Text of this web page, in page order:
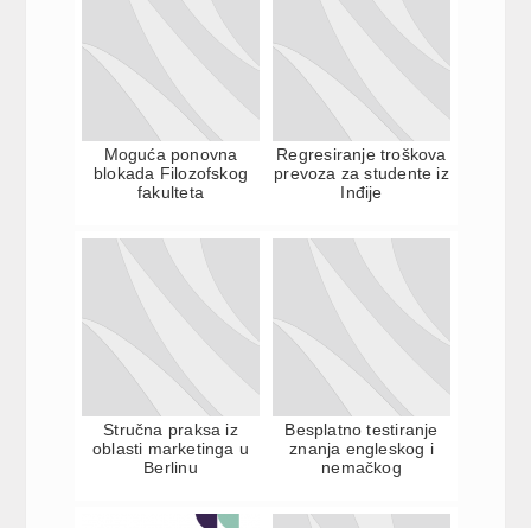
Moguća ponovna
blokada Filozofskog
fakulteta
Regresiranje troškova
prevoza za studente iz
Inđije
Stručna praksa iz
oblasti marketinga u
Berlinu
Besplatno testiranje
znanja engleskog i
nemačkog